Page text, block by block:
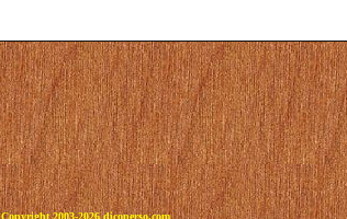
Copyright 2003-2026 dicoperso.com